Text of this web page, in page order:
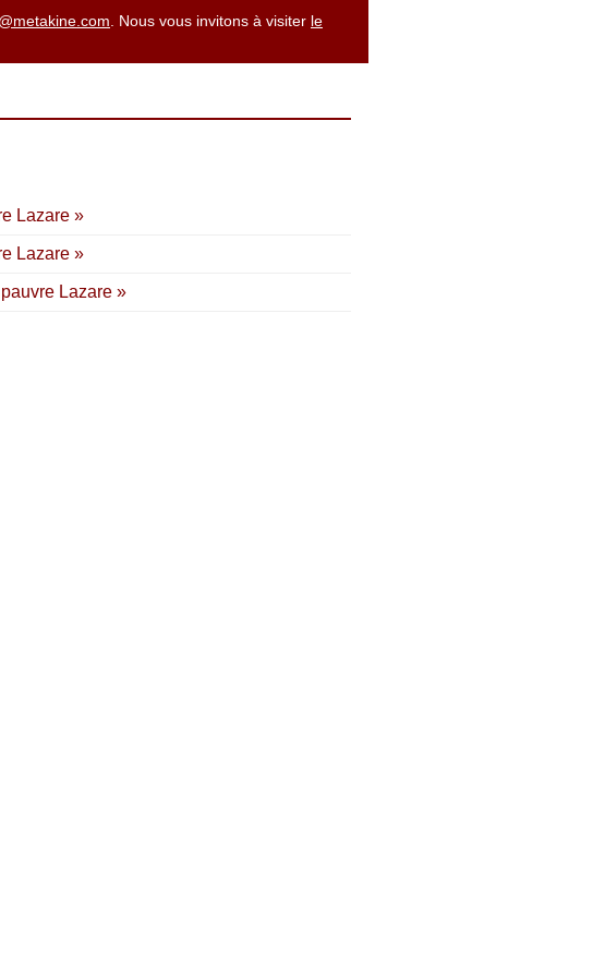
. Nous vous invitons à visiter le
Lazare »
Lazare »
Lazare »